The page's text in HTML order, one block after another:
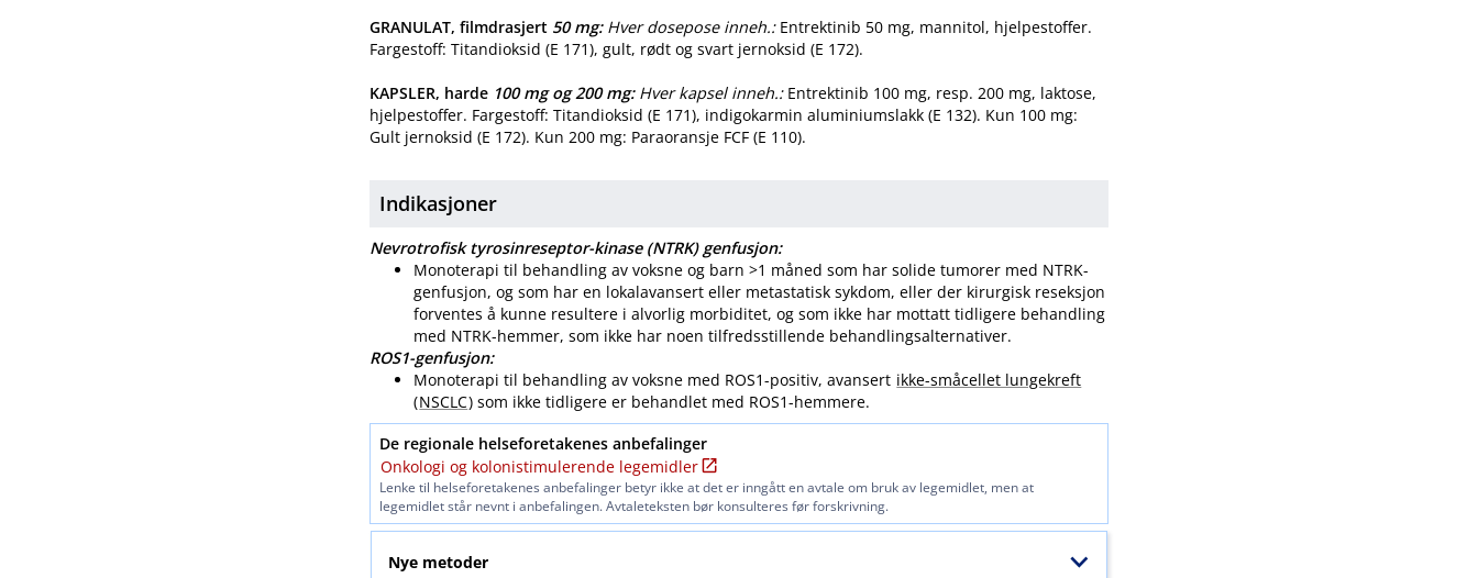
GRANULAT, filmdrasjert 50 mg: Hver dosepose inneh.:Entrektinib 50 mg, mannitol, hjelpestoffer.
Fargestoff: Titandioksid (E 171), gult, rødt og svart jernoksid (E 172).
KAPSLER, harde 100 mgog200 mg: Hver kapsel inneh.:Entrektinib 100 mg, resp. 200 mg, laktose,
hjelpestoffer. Fargestoff: Titandioksid (E 171), indigokarmin aluminiumslakk (E 132). Kun 100 mg:
Gult jernoksid (E 172). Kun 200 mg: Paraoransje FCF (E 110).
Indikasjoner
Nevrotrofisk tyrosinreseptor-kinase (NTRK) genfusjon:
Monoterapi til behandling av voksne og barn >1 måned som har solide tumorer med NTRK-
genfusjon, og som har en lokalavansert eller metastatisk sykdom, eller der kirurgisk reseksjon
forventes å kunne resultere i alvorlig morbiditet, og som ikke har mottatt tidligere behandling
med NTRK-hemmer, som ikke har noen tilfredsstillende behandlingsalternativer.
ROS1-genfusjon:
Monoterapi til behandling av voksne med ROS1-positiv, avansert ikke-småcellet lungekreft
(NSCLC) som ikke tidligere er behandlet med ROS1-hemmere.
De regionale helseforetakenes anbefalinger
Onkologi og kolonistimulerende legemidler
Lenke til helseforetakenes anbefalinger betyr ikke at det er inngått en avtale om bruk av legemidlet, men at
legemidlet står nevnt i anbefalingen. Avtaleteksten bør konsulteres før forskrivning.
Nye metoder